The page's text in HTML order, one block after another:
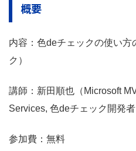
概要
内容：色deチェックの使い
ク）
講師：新田順也（Microsoft
Services, 色deチェック開発者
参加費：無料